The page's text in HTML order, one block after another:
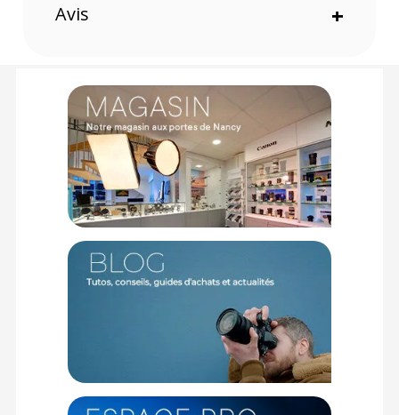
applications standard comme l'ornithologie ou les
pour plonger au cœur des détails des insectes, des fleurs ou
des expositions en galerie d'art.
Mécanisme original Pentax de correction de
convergence
L'observation d'objets très proches provoque généralement
un décalage gênant entre le champ visuel des deux yeux.
Pour offrir un confort absolu, ces jumelles intègrent un
mécanisme unique qui fait coulisser les lentilles objectives en
fonction de la distance de mise au point. Vos yeux ne
fatiguent pas, et le mécanisme revient à sa position normale
pour les observations à longue distance.
Construction résistante aux intempéries (WR)
Pour la toute première fois dans cette gamme, le Papilio III
bénéficie d'une construction WR qui minimise la pénétration
de l'eau et de l'humidité. Elles sont parfaitement fiables sous
la pluie, dans le brouillard ou dans les milieux sujets aux
éclaboussures d'eau. Les oculaires et la plaque avant en
Avis +